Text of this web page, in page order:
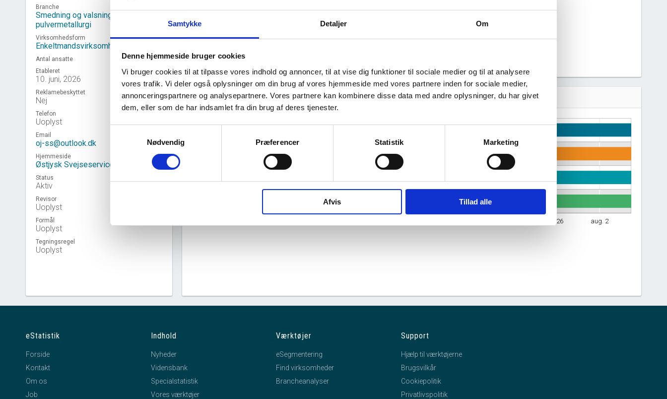
Samtykke Detaljer Om
Denne hjemmeside bruger cookies
Vi bruger cookies til at tilpasse vores indhold og annoncer, til at vise dig funktioner til sociale medier og til at analysere
vores trafik. Vi deler også oplysninger om din brug af vores hjemmeside med vores partnere inden for sociale medier,
annonceringspartnere og analysepartnere. Vores partnere kan kombinere disse data med andre oplysninger, du har givet
dem, eller som de har indsamlet fra din brug af deres tjenester.
Nødvendig
Præferencer Statistik Marketing
Afvis Tillad alle
Branche
Smedning og valsning af metal samt
pulvermetallurgi
Virksomhedsform
Enkeltmandsvirksomhed
Antal ansatte
Etableret
10. juni, 2026
Reklamebeskyttet
Nej
Telefon
Uoplyst
Email
oj-ss@outlook.dk
Hjemmeside
Østjysk Svejseservice
Status
Aktiv
Revisor
Uoplyst
Formål
Uoplyst
Tegningsregel
Uoplyst
event_note Virksomhedshistorik
jul. 26 aug. 2
Torvald Køhlsvej 38, 8300 Odder
Enkeltmandsvirksomhed
eStatistik
Forside
Kontakt
Om os
Job
Indhold
Nyheder
Vidensbank
Specialstatistik
Vores værktøjer
Værktøjer
eSegmentering
Find virksomheder
Brancheanalyser
Support
Hjælp til værktøjerne
Brugsvilkår
Cookiepolitik
Privatlivspolitik